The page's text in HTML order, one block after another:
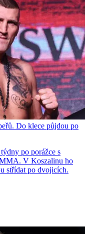
Do klece půjdou po
po porážce s
V Koszalinu ho
střídat po dvojicích.